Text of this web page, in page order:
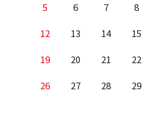
5 6 7 8
12 13 14 15
19 20 21 22
26 27 28 29